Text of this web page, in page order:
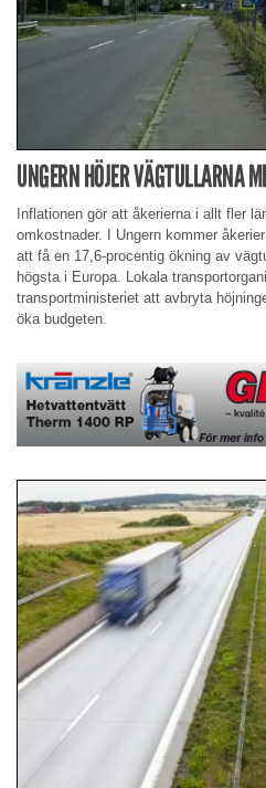
UNGERN HÖJER VÄGTULLARNA
Inflationen gör att åkerierna i allt fler
omkostnader. I Ungern kommer
att få en 17,6-procentig ökning av
högsta i Europa. Lokala
transportministeriet att avbryta
öka budgeten.